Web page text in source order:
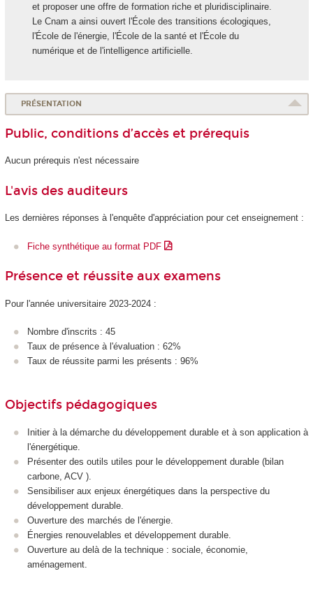
et proposer une offre de formation riche et pluridisciplinaire.
Le Cnam a ainsi ouvert l'École des transitions écologiques,
l'École de l'énergie, l'École de la santé et l'École du
numérique et de l'intelligence artificielle.
PRÉSENTATION
Public, conditions d’accès et prérequis
Aucun prérequis n'est nécessaire
L'avis des auditeurs
Les dernières réponses à l'enquête d'appréciation pour cet enseignement :
Fiche synthétique au format PDF
Présence et réussite aux examens
Pour l'année universitaire 2023-2024 :
Nombre d'inscrits : 45
Taux de présence à l'évaluation : 62%
Taux de réussite parmi les présents : 96%
Objectifs pédagogiques
Initier à la démarche du développement durable et à son application à
l'énergétique.
Présenter des outils utiles pour le développement durable (bilan
carbone, ACV ).
Sensibiliser aux enjeux énergétiques dans la perspective du
développement durable.
Ouverture des marchés de l'énergie.
Énergies renouvelables et développement durable.
Ouverture au delà de la technique : sociale, économie,
aménagement.